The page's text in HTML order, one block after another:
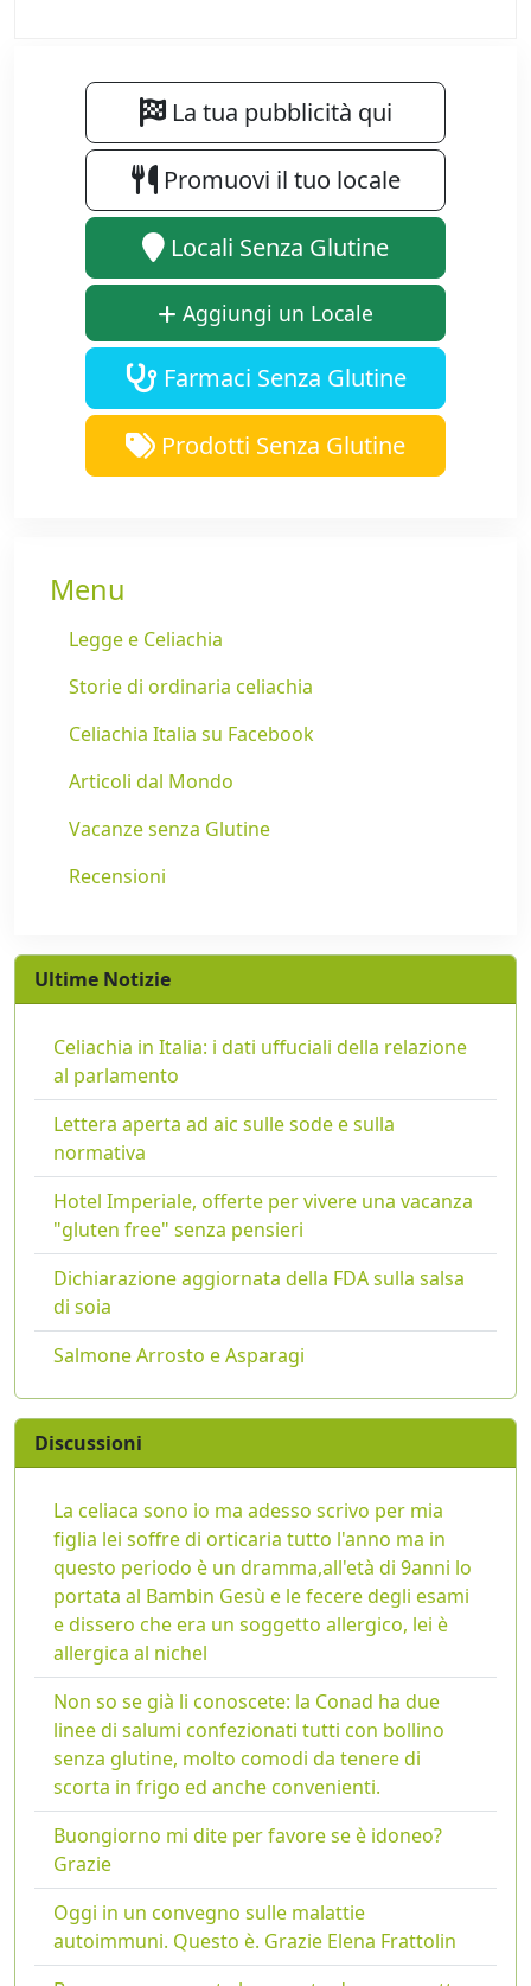
La tua pubblicità qui
Promuovi il tuo locale
Locali Senza Glutine
Aggiungi un Locale
Farmaci Senza Glutine
Prodotti Senza Glutine
Menu
Legge e Celiachia
Storie di ordinaria celiachia
Celiachia Italia su Facebook
Articoli dal Mondo
Vacanze senza Glutine
Recensioni
Ultime Notizie
Celiachia in Italia: i dati uffuciali della relazione
al parlamento
Lettera aperta ad aic sulle sode e sulla
normativa
Hotel Imperiale, offerte per vivere una vacanza
"gluten free" senza pensieri
Dichiarazione aggiornata della FDA sulla salsa
di soia
Salmone Arrosto e Asparagi
Discussioni
La celiaca sono io ma adesso scrivo per mia
figlia lei soffre di orticaria tutto l'anno ma in
questo periodo è un dramma,all'età di 9anni lo
portata al Bambin Gesù e le fecere degli esami
e dissero che era un soggetto allergico, lei è
allergica al nichel
Non so se già li conoscete: la Conad ha due
linee di salumi confezionati tutti con bollino
senza glutine, molto comodi da tenere di
scorta in frigo ed anche convenienti.
Buongiorno mi dite per favore se è idoneo?
Grazie
Oggi in un convegno sulle malattie
autoimmuni. Questo è. Grazie Elena Frattolin